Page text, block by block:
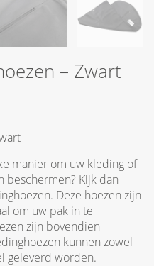
– Zwart
manier om uw kleding of
beschermen? Kijk dan
Deze hoezen zijn
om uw pak in te
zijn bovendien
kunnen zowel
geleverd worden.